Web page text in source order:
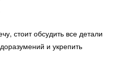
стоит обсудить все детали
и укрепить